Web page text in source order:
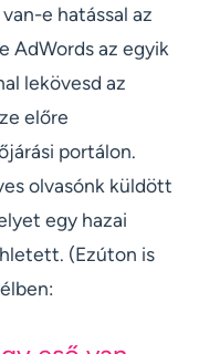
e hatással az
AdWords az egyik
lekövesd az
előre
portálon.
olvasónk küldött
egy hazai
(Ezúton is